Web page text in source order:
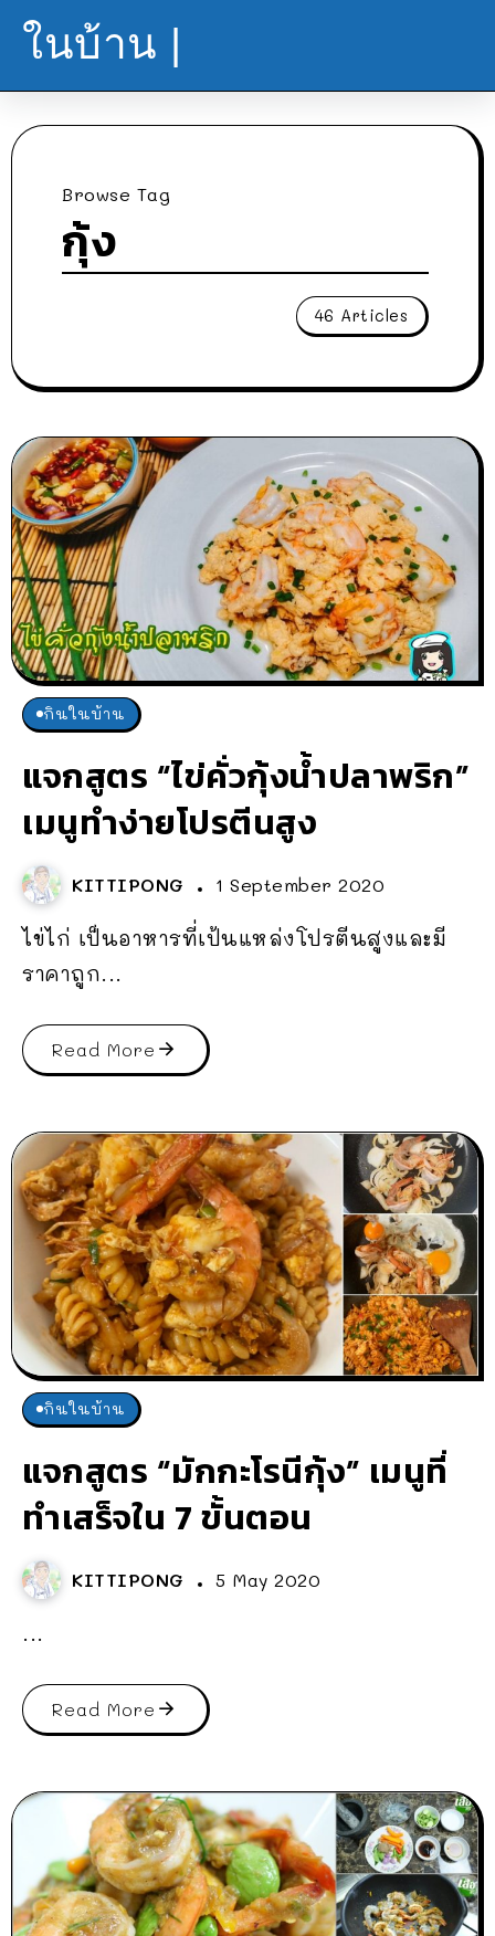
ในบ้าน |
Browse Tag
กุ้ง
46 Articles
กินในบ้าน
แจกสูตร “ไข่คั่วกุ้งน้ำปลาพริก”
เมนูทำง่ายโปรตีนสูง
KITTIPONG 1 September 2020
ไข่ไก่ เป็นอาหารที่เป้นแหล่งโปรตีนสูงและมี
ราคาถูก...
Read More
กินในบ้าน
แจกสูตร “มักกะโรนีกุ้ง” เมนูที่
ทำเสร็จใน 7 ขั้นตอน
KITTIPONG 5 May 2020
...
Read More